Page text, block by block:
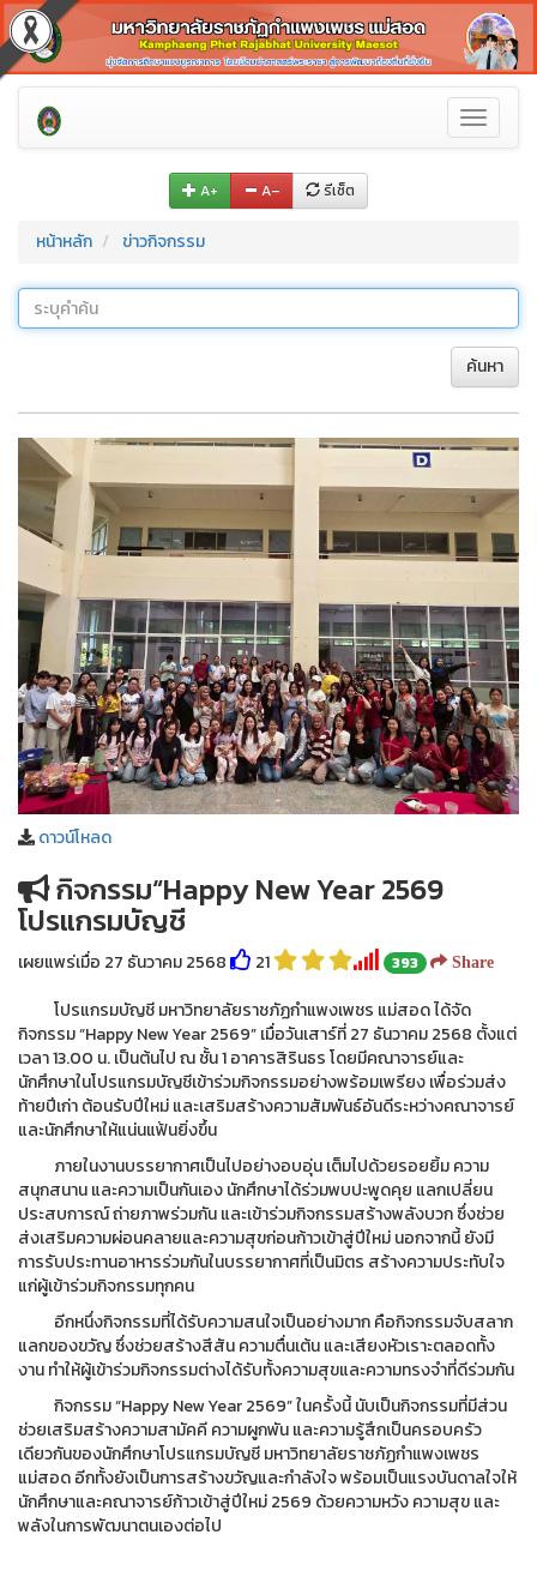
Toggle
A+ A– รีเซ็ต
หน้าหลัก ข่าวกิจกรรม
ค้นหา
ดาวน์โหลด
กิจกรรม“Happy New Year 2569
โปรแกรมบัญชี
เผยแพร่เมื่อ 27 ธันวาคม 2568 21 393 Share
โปรแกรมบัญชี มหาวิทยาลัยราชภัฏกำแพงเพชร แม่สอด ได้จัด
กิจกรรม “Happy New Year 2569” เมื่อวันเสาร์ที่ 27 ธันวาคม 2568 ตั้งแต่
เวลา 13.00 น. เป็นต้นไป ณ ชั้น 1 อาคารสิรินธร โดยมีคณาจารย์และ
นักศึกษาในโปรแกรมบัญชีเข้าร่วมกิจกรรมอย่างพร้อมเพรียง เพื่อร่วมส่ง
ท้ายปีเก่า ต้อนรับปีใหม่ และเสริมสร้างความสัมพันธ์อันดีระหว่างคณาจารย์
และนักศึกษาให้แน่นแฟ้นยิ่งขึ้น
ภายในงานบรรยากาศเป็นไปอย่างอบอุ่น เต็มไปด้วยรอยยิ้ม ความ
สนุกสนาน และความเป็นกันเอง นักศึกษาได้ร่วมพบปะพูดคุย แลกเปลี่ยน
ประสบการณ์ ถ่ายภาพร่วมกัน และเข้าร่วมกิจกรรมสร้างพลังบวก ซึ่งช่วย
ส่งเสริมความผ่อนคลายและความสุขก่อนก้าวเข้าสู่ปีใหม่ นอกจากนี้ ยังมี
การรับประทานอาหารร่วมกันในบรรยากาศที่เป็นมิตร สร้างความประทับใจ
แก่ผู้เข้าร่วมกิจกรรมทุกคน
อีกหนึ่งกิจกรรมที่ได้รับความสนใจเป็นอย่างมาก คือกิจกรรมจับสลาก
แลกของขวัญ ซึ่งช่วยสร้างสีสัน ความตื่นเต้น และเสียงหัวเราะตลอดทั้ง
งาน ทำให้ผู้เข้าร่วมกิจกรรมต่างได้รับทั้งความสุขและความทรงจำที่ดีร่วมกัน
กิจกรรม “Happy New Year 2569” ในครั้งนี้ นับเป็นกิจกรรมที่มีส่วน
ช่วยเสริมสร้างความสามัคคี ความผูกพัน และความรู้สึกเป็นครอบครัว
เดียวกันของนักศึกษาโปรแกรมบัญชี มหาวิทยาลัยราชภัฏกำแพงเพชร
แม่สอด อีกทั้งยังเป็นการสร้างขวัญและกำลังใจ พร้อมเป็นแรงบันดาลใจให้
นักศึกษาและคณาจารย์ก้าวเข้าสู่ปีใหม่ 2569 ด้วยความหวัง ความสุข และ
พลังในการพัฒนาตนเองต่อไป